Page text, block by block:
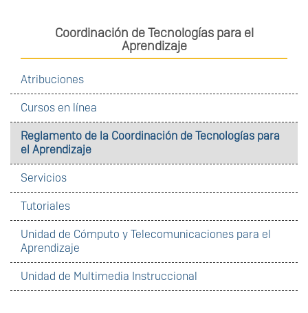
Coordinación de Tecnologías para el
Aprendizaje
Atribuciones
Cursos en línea
Reglamento de la Coordinación de Tecnologías para
el Aprendizaje
Servicios
Tutoriales
Unidad de Cómputo y Telecomunicaciones para el
Aprendizaje
Unidad de Multimedia Instruccional